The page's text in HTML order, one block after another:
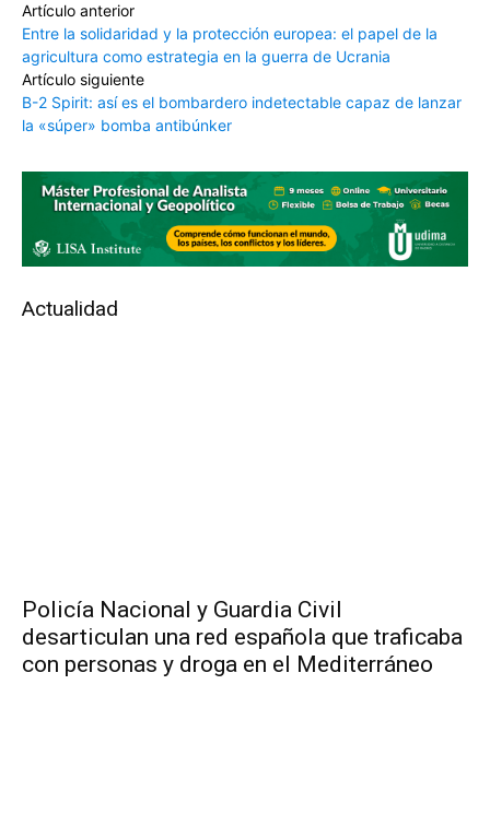
Artículo anterior
Entre la solidaridad y la protección europea: el papel de la
agricultura como estrategia en la guerra de Ucrania
Artículo siguiente
B-2 Spirit: así es el bombardero indetectable capaz de lanzar
la «súper» bomba antibúnker
Actualidad
Policía Nacional y Guardia Civil
desarticulan una red española que traficaba
con personas y droga en el Mediterráneo